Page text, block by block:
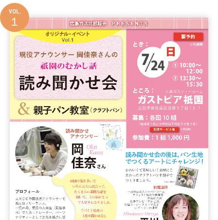
VOL.
１